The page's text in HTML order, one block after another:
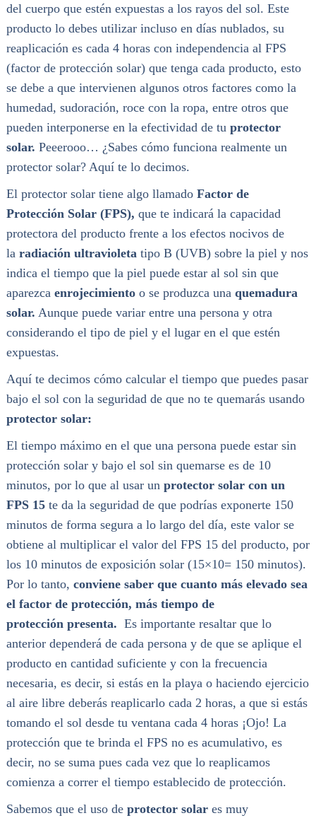
del cuerpo que estén expuestas a los rayos del sol. Este
producto lo debes utilizar incluso en días nublados, su
reaplicación es cada 4 horas con independencia al FPS
(factor de protección solar) que tenga cada producto, esto
se debe a que intervienen algunos otros factores como la
humedad, sudoración, roce con la ropa, entre otros que
pueden interponerse en la efectividad de tu protector
solar. Peeerooo… ¿Sabes cómo funciona realmente un
protector solar? Aquí te lo decimos.
El protector solar tiene algo llamado Factor de
Protección Solar (FPS), que te indicará la capacidad
protectora del producto frente a los efectos nocivos de
la radiación ultravioleta tipo B (UVB) sobre la piel y nos
indica el tiempo que la piel puede estar al sol sin que
aparezca enrojecimientoo se produzca una quemadura
solar. Aunque puede variar entre una persona y otra
considerando el tipo de piel y el lugar en el que estén
expuestas.
Aquí te decimos cómo calcular el tiempo que puedes pasar
bajo el sol con la seguridad de que no te quemarás usando
protector solar:
El tiempo máximo en el que una persona puede estar sin
protección solar y bajo el sol sin quemarse es de 10
minutos, por lo que al usar un protector solar con un
FPS 15te da la seguridad de que podrías exponerte 150
minutos de forma segura a lo largo del día, este valor se
obtiene al multiplicar el valor del FPS 15 del producto, por
los 10 minutos de exposición solar (15×10= 150 minutos).
Por lo tanto, conviene saber que cuanto más elevado sea
el factor de protección, más tiempo de
protección presenta. Es importante resaltar que lo
anterior dependerá de cada persona y de que se aplique el
producto en cantidad suficiente y con la frecuencia
necesaria, es decir, si estás en la playa o haciendo ejercicio
al aire libre deberás reaplicarlo cada 2 horas, a que si estás
tomando el sol desde tu ventana cada 4 horas ¡Ojo! La
protección que te brinda el FPS no es acumulativo, es
decir, no se suma pues cada vez que lo reaplicamos
comienza a correr el tiempo establecido de protección.
Sabemos que el uso de protector solares muy